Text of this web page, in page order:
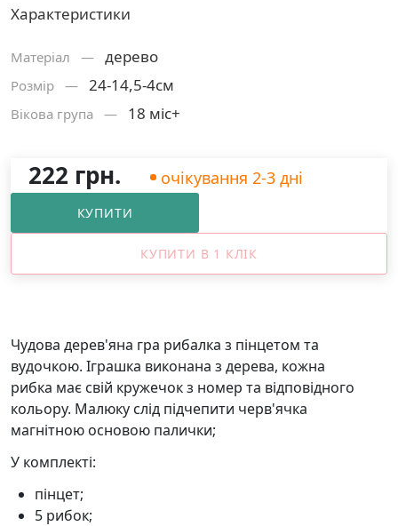
Характеристики
Матерiал — дерево
Розмiр — 24-14,5-4см
Вікова група — 18 міс+
222 грн. очікування 2-3 дні
КУПИТИ
КУПИТИ В 1 КЛІК
Чудова дерев'яна гра рибалка з пінцетом та
вудочкою. Іграшка виконана з дерева, кожна
рибка має свій кружечок з номер та відповідного
кольору. Малюку слід підчепити черв'ячка
магнітною основою палички;
У комплекті:
пінцет;
5 рибок;